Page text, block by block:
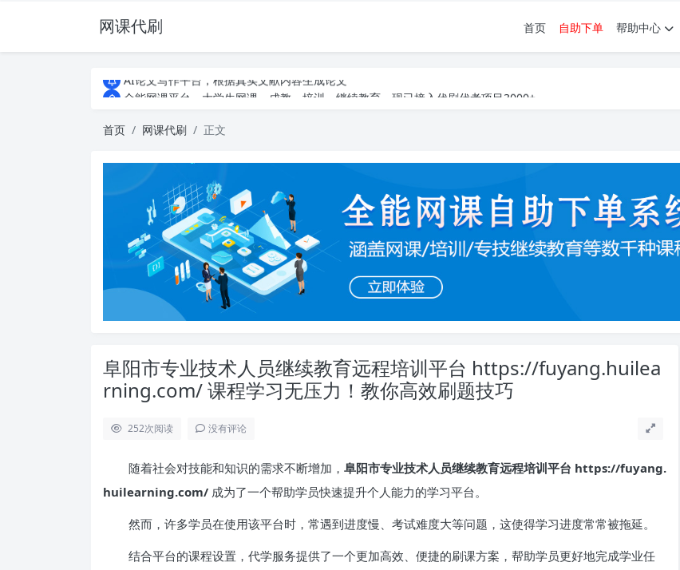
网课代刷 首页 自助下单 帮助中心
AI论文写作平台，根据真实文献内容生成论文
全能网课平台，大学生网课、成教、培训、继续教育。现已接入代刷代考项目3000+
全能网课平台，大学生网课、成教、培训、继续教育。现已接入代刷代考项目3000+
首页 网课代刷 正文
阜阳市专业技术人员继续教育远程培训平台 https://fuyang.huilea
rning.com/ 课程学习无压力！教你高效刷题技巧
252次阅读 没有评论
随着社会对技能和知识的需求不断增加， 阜阳市专业技术人员继续教育远程培训平台 https://fuyang.
huilearning.com/ 成为了一个帮助学员快速提升个人能力的学习平台。
然而，许多学员在使用该平台时，常遇到进度慢、考试难度大等问题，这使得学习进度常常被拖延。
结合平台的课程设置，代学服务提供了一个更加高效、便捷的刷课方案，帮助学员更好地完成学业任